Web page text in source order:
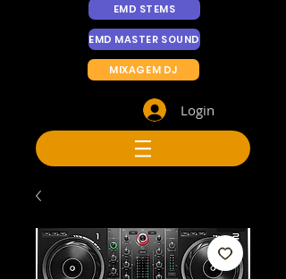
EMD STEMS
EMD MASTER SOUND
MIXAGEM DJ
Login